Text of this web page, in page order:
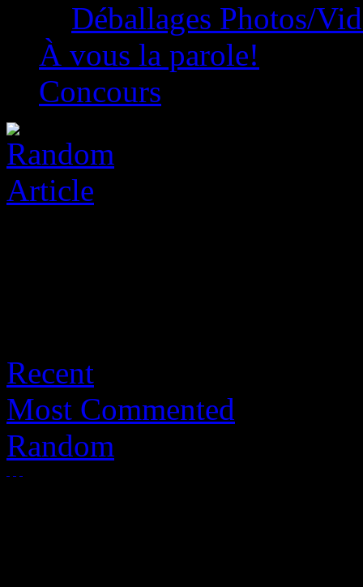
Déballages Photos/
À vous la parole!
Concours
Recent
Most Commented
Random